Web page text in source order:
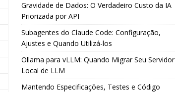
Gravidade de Dados: O Verdadeiro Custo da IA
Priorizada por API
Subagentes do Claude Code: Configuração,
Ajustes e Quando Utilizá-los
Ollama para vLLM: Quando Migrar Seu Servidor
Local de LLM
Mantendo Especificações, Testes e Código